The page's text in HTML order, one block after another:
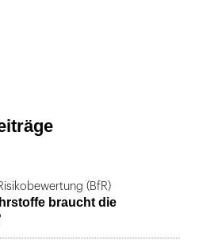
(BfR)
braucht die